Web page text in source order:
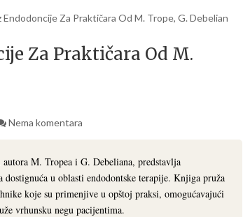
Endodoncije Za Praktičara Od M. Trope, G. Debelian
Za Praktičara Od M.
Nema komentara
M. Tropea i G. Debeliana, predstavlja
u oblasti endodontske terapije. Knjiga pruža
koje su primenjive u opštoj praksi, omogućavajući
vrhunsku negu pacijentima.